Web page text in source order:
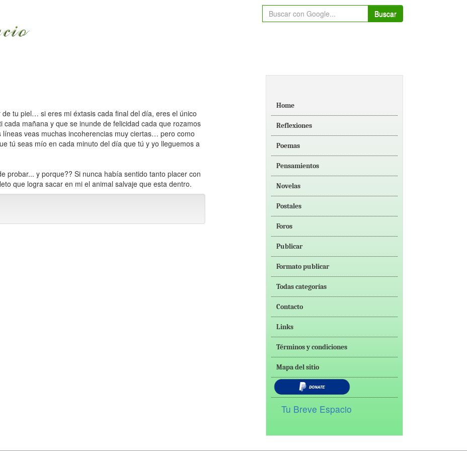
Buscar
tu piel… si eres mi éxtasis cada final del día, eres el único
mañana y que se inunde de felicidad cada que rozamos
veas muchas incoherencias muy ciertas… pero como
tú seas mío en cada minuto del día que tú y yo lleguemos a
probar... y porque?? Si nunca había sentido tanto placer con
que logra sacar en mi el animal salvaje que esta dentro.
Home
Reflexiones
Poemas
Pensamientos
Novelas
Postales
Foros
Publicar
Formato publicar
Todas categorías
Contacto
Links
Términos y condiciones
Mapa del sitio
Tu Breve Espacio